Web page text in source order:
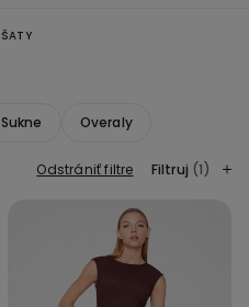
ŠATY
Sukne Overaly
Odstrániť filtre Filtruj (1)